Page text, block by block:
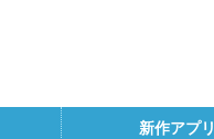
新作アプリ